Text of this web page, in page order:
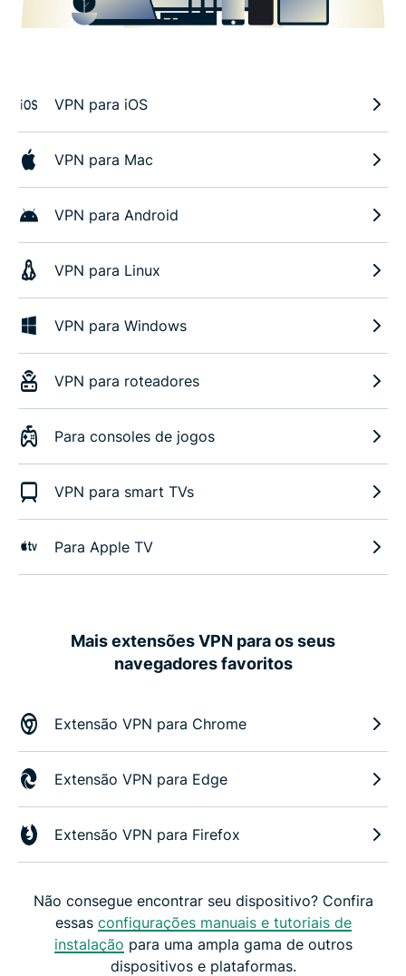
VPN para iOS
VPN para Mac
VPN para Android
VPN para Linux
VPN para Windows
VPN para roteadores
Para consoles de jogos
VPN para smart TVs
Para Apple TV
Mais extensões VPN para os seus
navegadores favoritos
Extensão VPN para Chrome
Extensão VPN para Edge
Extensão VPN para Firefox
Não consegue encontrar seu dispositivo? Confira
essas configurações manuais e tutoriais de
instalação para uma ampla gama de outros
dispositivos e plataformas.